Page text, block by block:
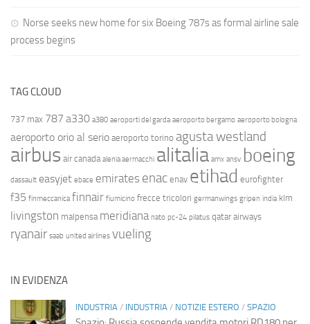
Norse seeks new home for six Boeing 787s as formal airline sale
process begins
TAG CLOUD
737 max 787 a330 a380 aeroporti del garda aeroporto bergamo aeroporto bologna
aeroporto orio al serio aeroporto torino agusta westland
airbus air canada alenia aermacchi alitalia amx ansv boeing
dassault easyjet ebace emirates enac enav etihad eurofighter
f35 finmeccanica finnair fiumicino frecce tricolori germanwings gripen india klm
livingston malpensa meridiana nato pc-24 pilatus qatar airways
ryanair saab united airlines vueling
IN EVIDENZA
INDUSTRIA / INDUSTRIA / NOTIZIE ESTERO / SPAZIO